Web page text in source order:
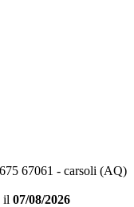
67061 - carsoli (AQ)
il 07/08/2026